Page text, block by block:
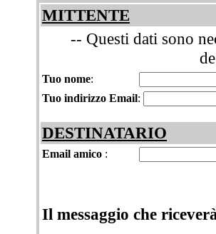
MITTENTE
-- Questi dati sono
Tuo nome:
Tuo indirizzo Email:
DESTINATARIO
Email amico :
Il messaggio che